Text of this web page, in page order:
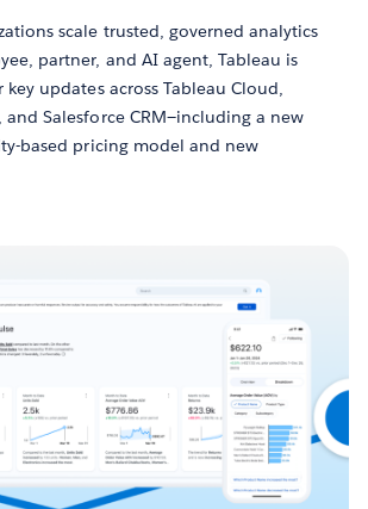
scale trusted, governed analytics
partner, and AI agent, Tableau is
updates across Tableau Cloud,
and Salesforce CRM—including a new
based pricing model and new